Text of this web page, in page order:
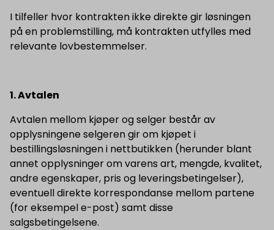
I tilfeller hvor kontrakten ikke direkte gir løsningen
på en problemstilling, må kontrakten utfylles med
relevante lovbestemmelser.
1. Avtalen
Avtalen mellom kjøper og selger består av
opplysningene selgeren gir om kjøpet i
bestillingsløsningen i nettbutikken (herunder blant
annet opplysninger om varens art, mengde, kvalitet,
andre egenskaper, pris og leveringsbetingelser),
eventuell direkte korrespondanse mellom partene
(for eksempel e-post) samt disse
salgsbetingelsene.